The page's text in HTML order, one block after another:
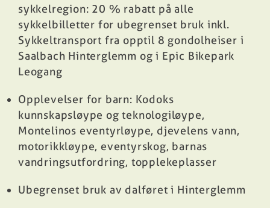
sykkelregion: 20 % rabatt på alle
sykkelbilletter for ubegrenset bruk inkl.
Sykkeltransport fra opptil 8 gondolheiser i
Saalbach Hinterglemm og i Epic Bikepark
Leogang
Opplevelser for barn: Kodoks
kunnskapsløype og teknologiløype,
Montelinos eventyrløype, djevelens vann,
motorikkløype, eventyrskog, barnas
vandringsutfordring, topplekeplasser
Ubegrenset bruk av dalføret i Hinterglemm